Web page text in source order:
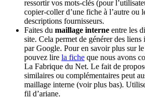
ressortir vos mots-clés (pour
copier-coller d’une fiche à l’autre ou
descriptions fournisseurs.
Faites du maillage interne entre les
site. Cela permet de générer des liens
par Google. Pour en savoir plus sur
pouvez lire la fiche que nous avons
La Fabrique du Net. Le fait de
similaires ou complémentaires peut
maillage interne (voir plus bas).
fil d’ariane.